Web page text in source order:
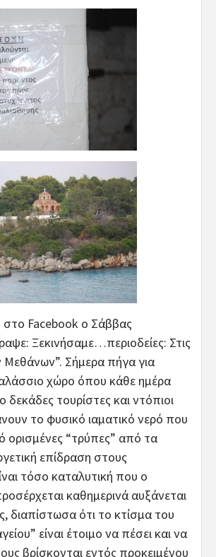
στο Facebook ο Σάββας
Ξεκινήσαμε…περιοδείες: Στις
Σήμερα πήγα για
χώρο όπου κάθε ημέρα
δεκάδες τουρίστες και ντόπιοι
το φυσικό ιαματικό νερό που
ορισμένες “τρύπες” από τα
επίδραση στους
τόσο καταλυτική που ο
καθημερινά αυξάνεται
διαπίστωσα ότι το κτίσμα του
είναι έτοιμο να πέσει και να
βρίσκονται εντός προκειμένου